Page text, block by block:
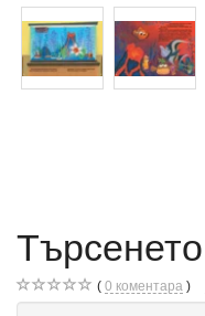
0 коментара